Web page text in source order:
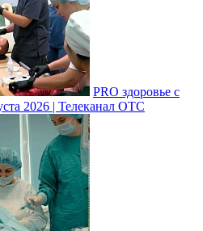
PRO здоровье с
2026 | Телеканал ОТС